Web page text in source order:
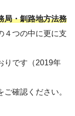
局・釧路地方法務
４つの中に更に支
りです（2019年
確認ください。